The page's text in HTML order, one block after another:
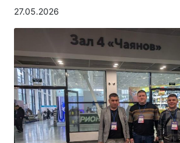
Документы
27.05.2026